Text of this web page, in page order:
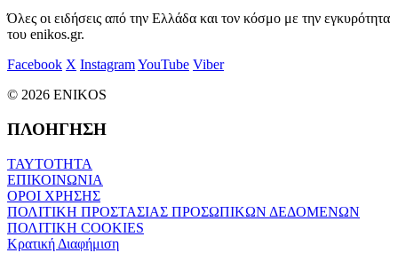
Όλες οι ειδήσεις από την Ελλάδα και τον κόσμο με την εγκυρότητα
του enikos.gr.
Facebook X InstagramYouTube Viber
© 2026 ENIKOS
ΠΛΟΗΓΗΣΗ
ΤΑΥΤΟΤΗΤΑ
ΕΠΙΚΟΙΝΩΝΙΑ
ΟΡΟΙ ΧΡΗΣΗΣ
ΠΟΛΙΤΙΚΗ ΠΡΟΣΤΑΣΙΑΣ ΠΡΟΣΩΠΙΚΩΝ ΔΕΔΟΜΕΝΩΝ
ΠΟΛΙΤΙΚΗ COOKIES
Κρατική Διαφήμιση